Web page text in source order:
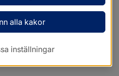
alla kakor
inställningar